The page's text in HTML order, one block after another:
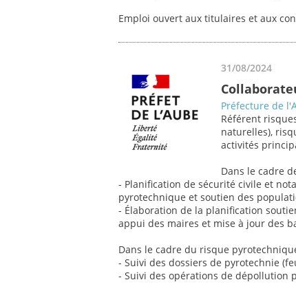
Emploi ouvert aux titulaires et aux
31/08/2024
Préfecture de
Référent
naturelles),
activités
Dans le cadre
- Planification de sécurité civile et
pyrotechnique et soutien des
- Élaboration de la planification
appui des maires et mise à jour des
Dans le cadre du risque
- Suivi des dossiers de pyrotechnie
- Suivi des opérations de dépollution